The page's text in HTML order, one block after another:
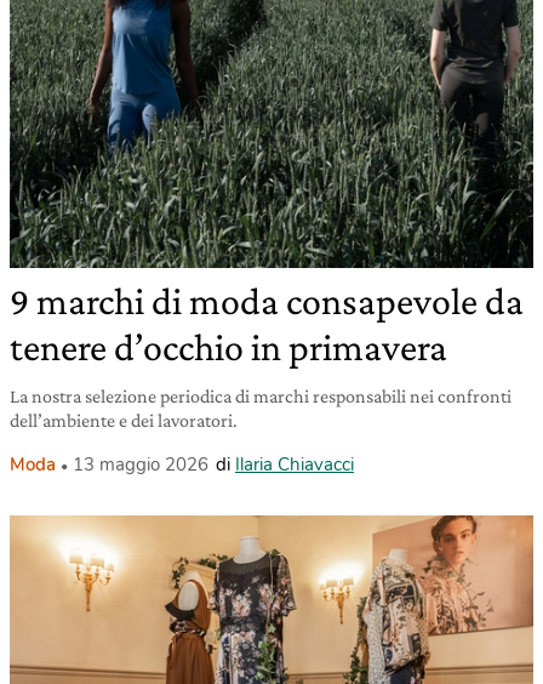
9 marchi di moda consapevole da
tenere d’occhio in primavera
La nostra selezione periodica di marchi responsabili nei confronti
dell’ambiente e dei lavoratori.
Moda 13 maggio 2026 di Ilaria Chiavacci